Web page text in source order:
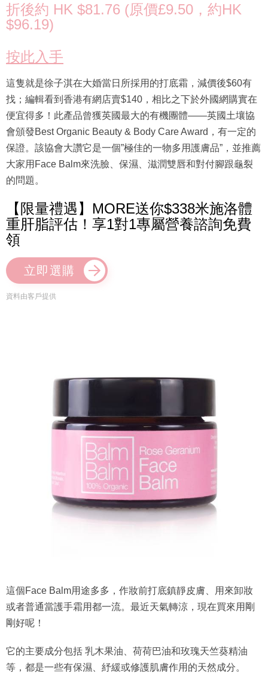
折後約 HK $81.76 (原價£9.50，約HK
$96.19)
按此入手
這隻就是徐子淇在大婚當日所採用的打底霜，減價後$60有
找；編輯看到香港有網店賣$140，相比之下於外國網購實在
便宜得多！此產品曾獲英國最大的有機團體——英國土壤協
會頒發Best Organic Beauty & Body Care Award，有一定的
保證。該協會大讚它是一個”極佳的一物多用護膚品”，並推薦
大家用Face Balm來洗臉、保濕、滋潤雙唇和對付腳跟龜裂
的問題。
【限量禮遇】MORE送你$338米施洛體
重肝脂評估！享1對1專屬營養諮詢免費
領
立即選購
資料由客戶提供
這個Face Balm用途多多，作妝前打底鎮靜皮膚、用來卸妝
或者普通當護手霜用都一流。最近天氣轉涼，現在買來用剛
剛好呢！
它的主要成分包括 乳木果油、荷荷巴油和玫瑰天竺葵精油
等，都是一些有保濕、紓緩或修護肌膚作用的天然成分。